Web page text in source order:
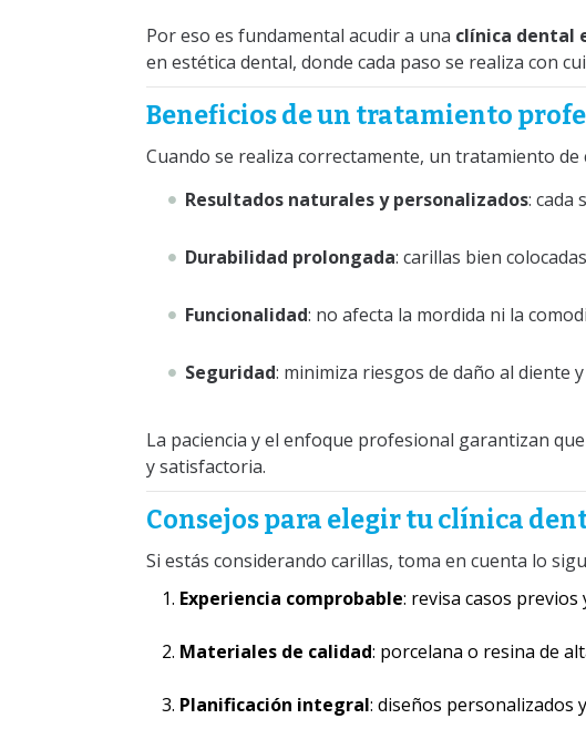
Por eso es fundamental acudir a una clínica dental
en estética dental, donde cada paso se realiza con
Beneficios de un tratamiento
Cuando se realiza correctamente, un tratamiento de
Resultados naturales y personalizados: cada
Durabilidad prolongada: carillas bien
Funcionalidad: no afecta la mordida ni la
Seguridad: minimiza riesgos de daño al diente y
La paciencia y el enfoque profesional garantizan
y satisfactoria.
Consejos para elegir tu clínica
Si estás considerando carillas, toma en cuenta lo
Experiencia comprobable: revisa casos
Materiales de calidad: porcelana o resina de
Planificación integral: diseños personalizados